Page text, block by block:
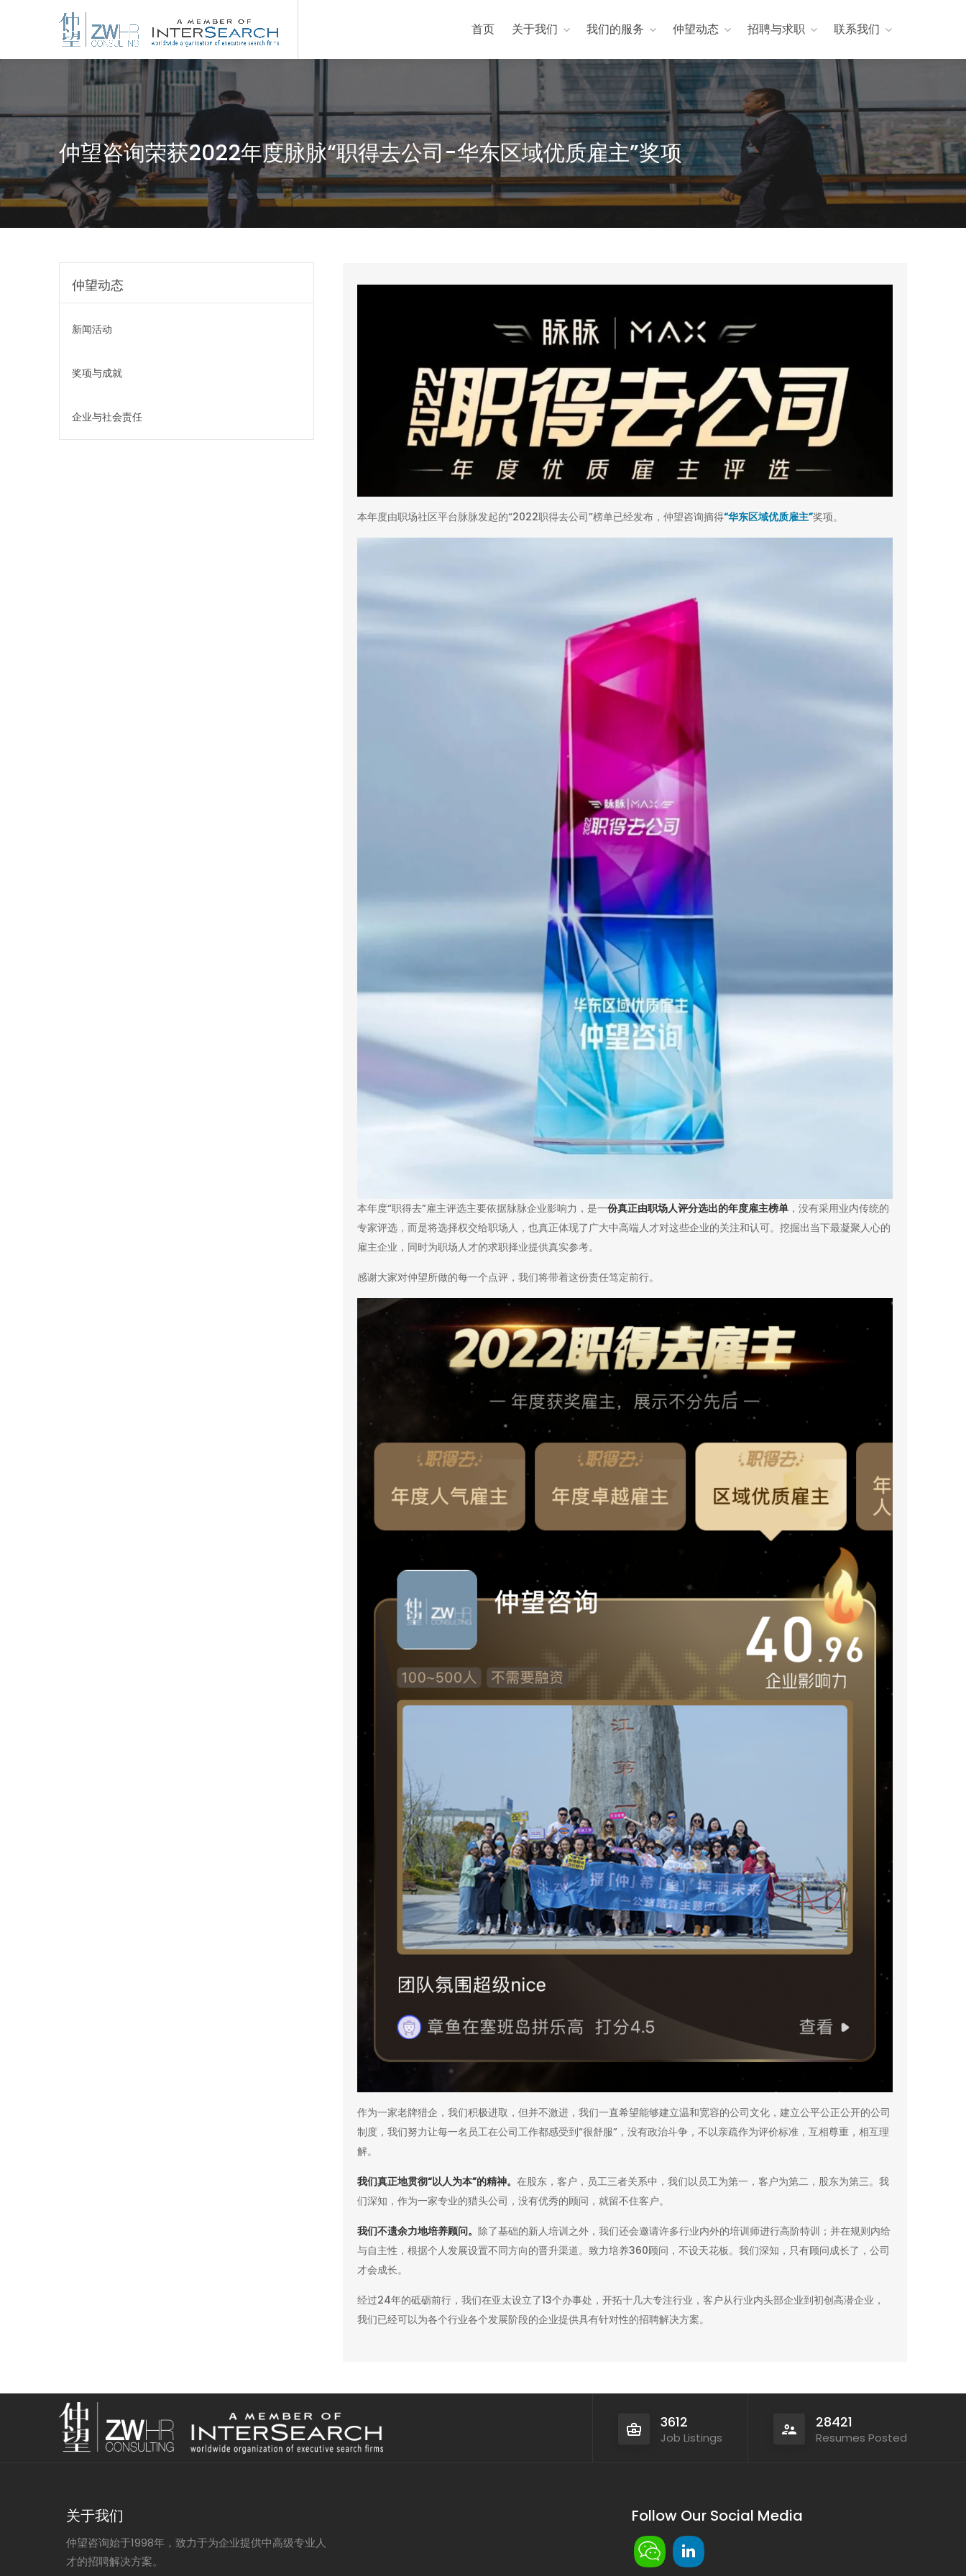
首页 关于我们 我们的服务 仲望动态 招聘与求职 联系我们
仲望咨询荣获2022年度脉脉“职得去公司-华东区域优质雇主”奖项
本年度由职场社区平台脉脉发起的“2022职得去公司”榜单已经发布，仲望咨询摘得“华东区域优质雇主”奖项。
本年度“职得去”雇主评选主要依据脉脉企业影响力，是一份真正由职场人评分选出的年度雇主榜单 ，没有采用业内传统的
专家评选，而是将选择权交给职场人，也真正体现了广大中高端人才对这些企业的关注和认可。挖掘出当下最凝聚人心的
雇主企业，同时为职场人才的求职择业提供真实参考。
感谢大家对仲望所做的每一个点评，我们将带着这份责任笃定前行。
作为一家老牌猎企，我们积极进取，但并不激进，我们一直希望能够建立温和宽容的公司文化，建立公平公正公开的公司
制度，我们努力让每一名员工在公司工作都感受到“很舒服”，没有政治斗争，不以亲疏作为评价标准，互相尊重，相互理
解。
我们真正地贯彻“以人为本”的精神。 在股东，客户，员工三者关系中，我们以员工为第一，客户为第二，股东为第三。我
们深知，作为一家专业的猎头公司，没有优秀的顾问，就留不住客户。
我们不遗余力地培养顾问。 除了基础的新人培训之外，我们还会邀请许多行业内外的培训师进行高阶特训；并在规则内给
与自主性，根据个人发展设置不同方向的晋升渠道。致力培养360顾问，不设天花板。我们深知，只有顾问成长了，公司
才会成长。
经过24年的砥砺前行，我们在亚太设立了13个办事处，开拓十几大专注行业，客户从行业内头部企业到初创高潜企业，
我们已经可以为各个行业各个发展阶段的企业提供具有针对性的招聘解决方案。
仲望动态
新闻活动
奖项与成就
企业与社会责任
3612
Job Listings
28421
Resumes Posted
关于我们
仲望咨询始于1998年，致力于为企业提供中高级专业人
才的招聘解决方案。
Follow Our Social Media